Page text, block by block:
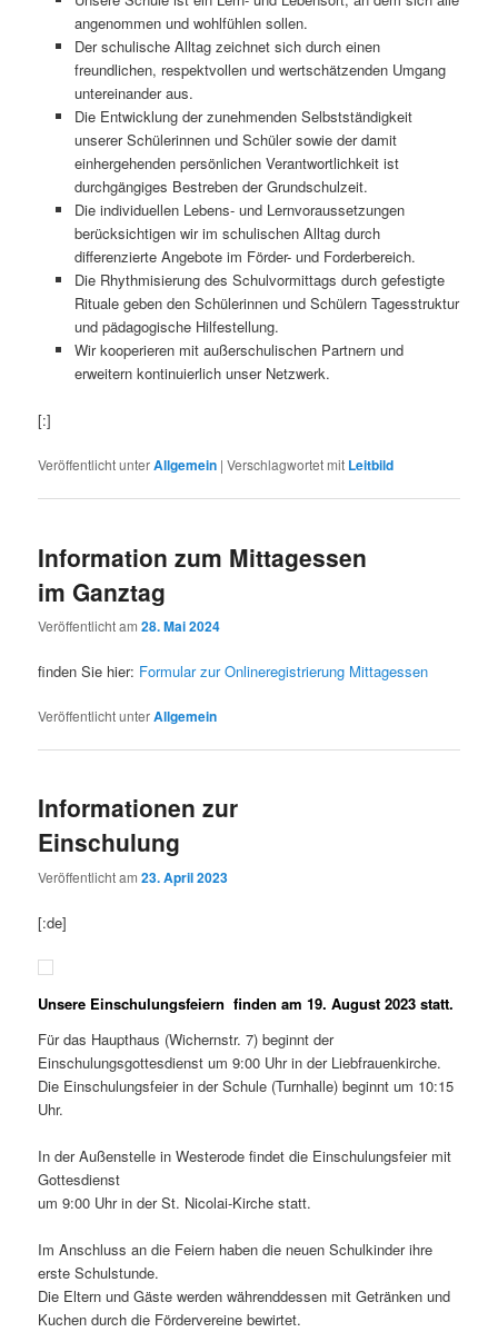
angenommen und wohlfühlen sollen.
Der schulische Alltag zeichnet sich durch einen
freundlichen, respektvollen und wertschätzenden Umgang
untereinander aus.
Die Entwicklung der zunehmenden Selbstständigkeit
unserer Schülerinnen und Schüler sowie der damit
einhergehenden persönlichen Verantwortlichkeit ist
durchgängiges Bestreben der Grundschulzeit.
Die individuellen Lebens- und Lernvoraussetzungen
berücksichtigen wir im schulischen Alltag durch
differenzierte Angebote im Förder- und Forderbereich.
Die Rhythmisierung des Schulvormittags durch gefestigte
Rituale geben den Schülerinnen und Schülern Tagesstruktur
und pädagogische Hilfestellung.
Wir kooperieren mit außerschulischen Partnern und
erweitern kontinuierlich unser Netzwerk.
[:]
Veröffentlicht unterAllgemein |Verschlagwortet mit Leitbild
Information zum Mittagessen
im Ganztag
Veröffentlicht am28. Mai 2024
finden Sie hier: Formular zur Onlineregistrierung Mittagessen
Veröffentlicht unterAllgemein
Informationen zur
Einschulung
Veröffentlicht am23. April 2023
[:de]
Unsere Einschulungsfeiern finden am 19. August 2023 statt.
Für das Haupthaus (Wichernstr. 7) beginnt der
Einschulungsgottesdienst um 9:00 Uhr in der Liebfrauenkirche.
Die Einschulungsfeier in der Schule (Turnhalle) beginnt um 10:15
Uhr.
In der Außenstelle in Westerode findet die Einschulungsfeier mit
Gottesdienst
um 9:00 Uhr in der St. Nicolai-Kirche statt.
Im Anschluss an die Feiern haben die neuen Schulkinder ihre
erste Schulstunde.
Die Eltern und Gäste werden währenddessen mit Getränken und
Kuchen durch die Fördervereine bewirtet.